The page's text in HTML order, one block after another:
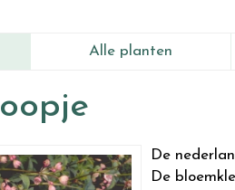
Alle planten
De
De